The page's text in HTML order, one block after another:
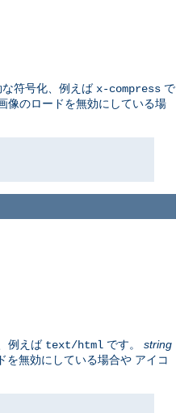
な符号化、例えば x-compress で
像のロードを無効にしている場
例えば text/html です。 string
を無効にしている場合や アイコ